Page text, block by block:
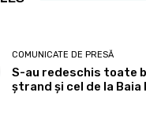
COMUNICATE DE PRESĂ
S-au redeschis toate
ștrand și cel de la Baia